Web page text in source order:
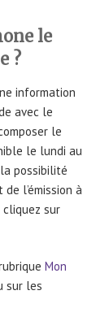
le
?
information
avec le
le
le lundi au
possibilité
l’émission à
cliquez sur
Mon
sur les